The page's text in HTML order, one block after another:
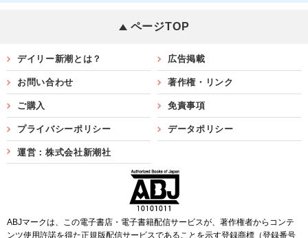
ページTOP
デイリー新潮とは？ 広告掲載
お問い合わせ 著作権・リンク
ご購入 免責事項
プライバシーポリシー データポリシー
運営：株式会社新潮社
ABJマークは、この電子書店・電子書籍配信サービスが、著作権者からコンテ
ンツ使用許諾を得た正規版配信サービスであることを示す登録商標（登録番号